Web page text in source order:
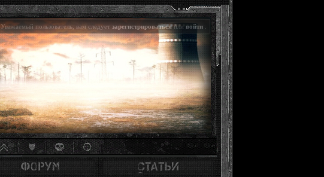
Уважаемый пользователь, вам следуетзарегистрироваться или войти